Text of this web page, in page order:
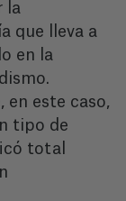
la
que lleva a
en la
en este caso,
tipo de
total